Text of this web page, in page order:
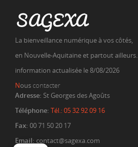
SAGEXA
La bienveillance numérique à vos côtés,
en Nouvelle-Aquitaine et partout ailleurs.
information actualisée le 8/08/2026
Nous contacter
Adresse: St Georges des Agoûts
Téléphone: Tél.: 05 32 92 09 16
Fax: 00 71 50 20 17
Email: contact@sagexa.com